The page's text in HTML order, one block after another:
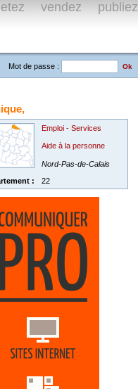
vendez publiez
Mot de passe :
Emploi - Services
Aide à la personne
Nord-Pas-de-Calais
:
22